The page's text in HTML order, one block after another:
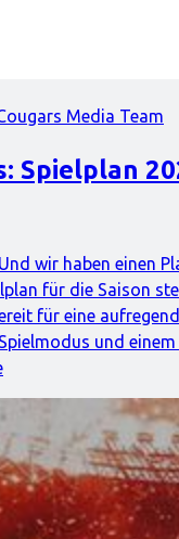
Media Team
Spielplan
wir haben einen
für die Saison
für eine
und